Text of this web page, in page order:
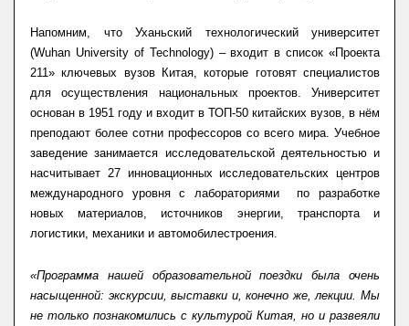
Напомним, что Уханьский технологический университет
(Wuhan University of Technology) – входит в список «Проекта
211» ключевых вузов Китая, которые готовят специалистов
для осуществления национальных проектов. Университет
основан в 1951 году и входит в ТОП-50 китайских вузов, в нём
преподают более сотни профессоров со всего мира. Учебное
заведение занимается исследовательской деятельностью и
насчитывает 27 инновационных исследовательских центров
международного уровня с лабораториями по разработке
новых материалов, источников энергии, транспорта и
логистики, механики и автомобилестроения.
«Программа нашей образовательной поездки была очень
насыщенной: экскурсии, выставки и, конечно же, лекции. Мы
не только познакомились с культурой Китая, но и развеяли